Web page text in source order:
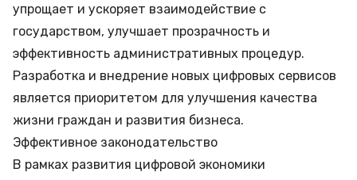
упрощает и ускоряет взаимодействие с
государством, улучшает прозрачность и
эффективность административных процедур.
Разработка и внедрение новых цифровых сервисов
является приоритетом для улучшения качества
жизни граждан и развития бизнеса.
Эффективное законодательство
В рамках развития цифровой экономики